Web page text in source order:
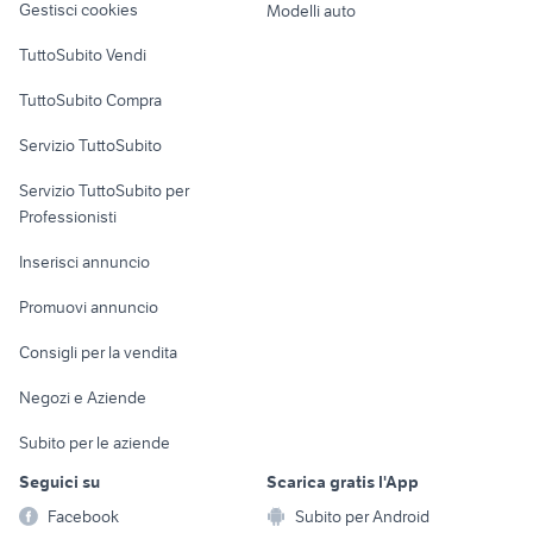
Informatica
Console e
Fotografia
Telefonia
Biciclette
Gestisci cookies
TuttoSubito Vendi
TuttoSubito Compra
Servizio TuttoSubito
Servizio TuttoSubito per
Professionisti
Inserisci annuncio
Promuovi annuncio
Consigli per la vendita
Negozi e Aziende
Subito per le aziende
Modelli auto
Seguici su
Facebook
Scarica gratis l'App
Subito per Android